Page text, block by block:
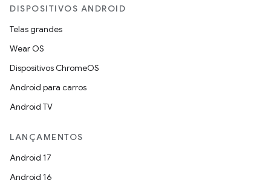
DISPOSITIVOS ANDROID
Telas grandes
Wear OS
Dispositivos ChromeOS
Android para carros
Android TV
LANÇAMENTOS
Android 17
Android 16